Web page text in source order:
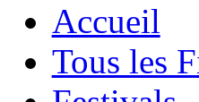
Accueil
Tous les